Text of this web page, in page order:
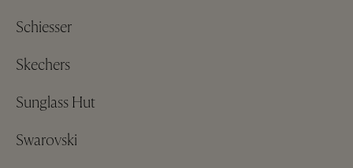
Schiesser
Skechers
Sunglass Hut
Swarovski